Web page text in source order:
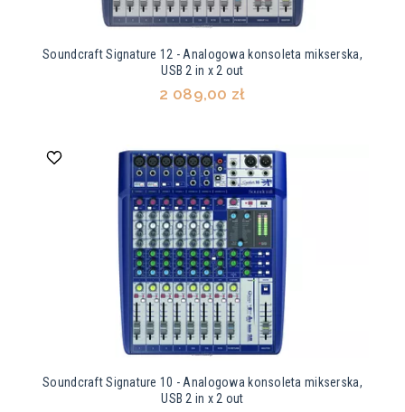
Soundcraft Signature 12 - Analogowa konsoleta mikserska,
USB 2 in x 2 out
2 089,00 zł
Soundcraft Signature 10 - Analogowa konsoleta mikserska,
USB 2 in x 2 out